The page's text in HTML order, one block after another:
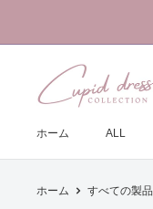
ピ
ス
ホーム ALL
ホーム すべての製品